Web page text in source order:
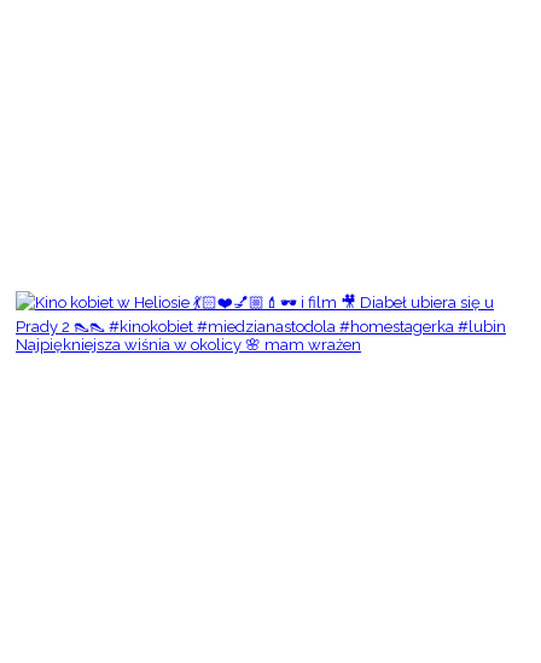
Najpiękniejsza wiśnia w okolicy 🌸 mam wrażen